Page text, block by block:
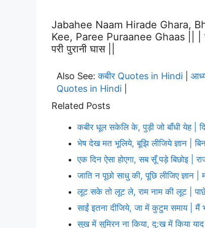
Jabahee Naam Hirade Ghara,
Kee, Paree Puraanee Ghaas || |
परी पुरानी घास ||
Also See:कबीर Quotes in Hindi
Quotes in Hindi
Related Posts
कबीर धूल सकेलि के, पुड़ी जो बाँधी येह |
भेष देख मत भूलिये, बूझि लीजिये ज्ञान |
एक दिन ऐसा होएगा, सब सूँ पड़े बिछोइ |
जाति न पूछो साधु की, पूछि लीजिए ज्ञान |
लूट सके तो लूट ले, राम नाम की लूट |
साईं इतना दीजिये, जा में कुटुम समाय | मैं
सुख में सुमिरन ना किया, दु:ख में किया